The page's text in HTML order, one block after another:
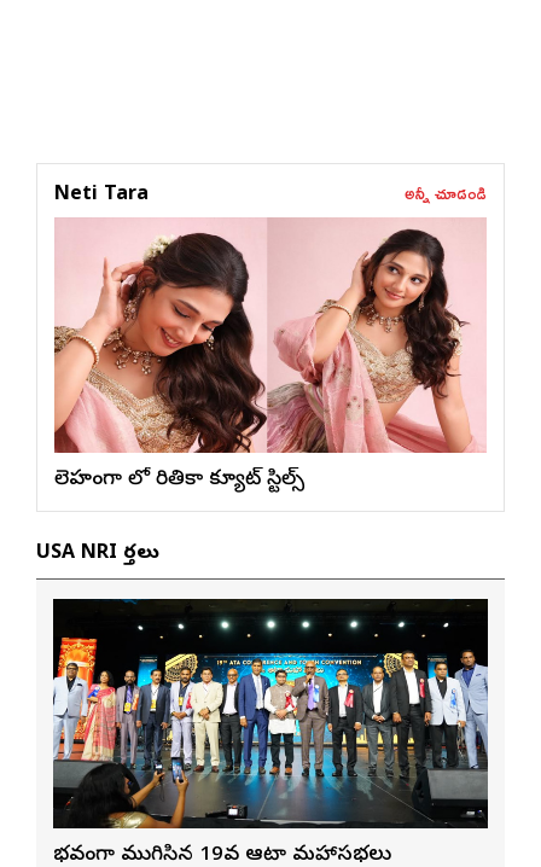
Neti Tara అన్నీ చూడండి
లెహంగా లో రితికా క్యూట్ స్టిల్స్
USA NRI వార్తలు
వైభవంగా ముగిసిన 19వ ఆటా మహాసభలు